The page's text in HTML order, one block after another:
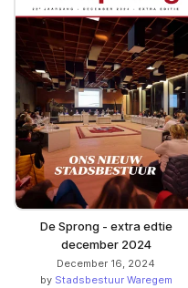
De Sprong - extra edtie
december 2024
December 16, 2024
by Stadsbestuur Waregem